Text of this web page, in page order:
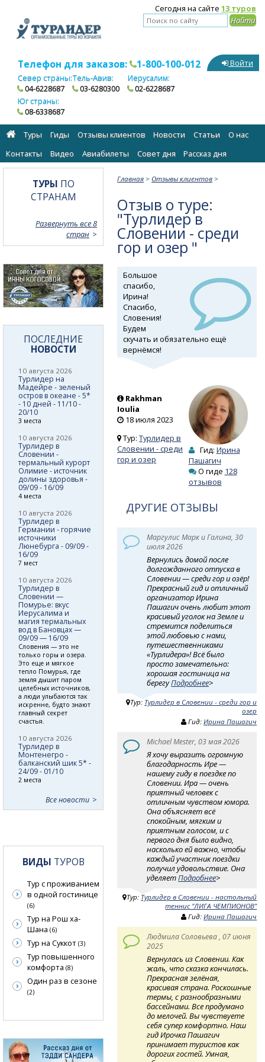
Сегодня на сайте 13 туров
Телефон для заказов: 1-800-100-012
Север страны:
04-6228687
Тель-Авив:
03-6280300
Иерусалим:
02-6228687
Юг страны:
08-6338687
Войти
Туры Гиды Отзывы клиентов Новости Статьи
О нас
Контакты
Видео Авиабилеты Cовет дня Рассказ дня
Главная > Отзывы клиентов >
Отзыв о туре:
"Турлидер в
Словении - среди
гор и озер "
Большое
спасибо,
Ирина!
Спасибо,
Словения!
Будем
скучать и обязательно ещё
вернёмся!
Rakhman
Ioulia
18 июля 2023
Тур:Турлидер в
Словении - среди
гор и озер
Гид: Ирина
Пашагич
О гиде 128
отзывов
ДРУГИЕ ОТЗЫВЫ
Маргулис Марк и Галина, 30
июля 2026
Вернулись домой после
долгожданного отпуска в
Словении — среди гор и озёр!
Прекрасный гид и отличный
организатор Ирина
Пашагич очень любит этот
красивый уголок на Земле и
стремится поделиться
этой любовью с нами,
путешественниками
«Турлидера»! Всё было
просто замечательно:
хорошая гостиница на
берегуПодробнее>
Тур: Турлидер в Словении - среди гор и
озер
Гид:Ирина Пашагич
Michael Mester, 03 мая 2026
Я хочу выразить огромную
благодарность Ире —
нашему гиду в поездке по
Словении. Ира — очень
приятный человек с
отличным чувством юмора.
Она объясняет всё
спокойным, мягким и
приятным голосом, и с
первого дня было видно,
насколько ей важно, чтобы
каждый участник поездки
получил удовольствие. Она
уделяетПодробнее>
Тур: Турлидер в Словении - настольный
теннис "ЛИГА ЧЕМПИОНОВ"
Гид:Ирина Пашагич
Людмила Соловьева , 07 июня
2025
Вернулась из Словении. Как
жаль, что сказка кончилась.
Прекрасная зелёная,
красивая страна. Роскошные
термы, c разнообразными
бассейнами. Все продумано
до мелочей. Вы чувствуете
себя супер комфортно. Наш
гид Ирочка Пашагич
принимает туристов как
дорогих гостей. Умная,
ТУРЫ ПО
СТРАНАМ
Развернуть все 8
стран
ПОСЛЕДНИЕ
НОВОСТИ
10 августа 2026
Турлидер на
Мадейре - зеленый
остров в океане - 5*
- 10 дней - 11/10 -
20/10
3 места
10 августа 2026
Турлидер в
Словении -
термальный курорт
Олимие - источник
долины здоровья -
09/09 - 16/09
4 места
10 августа 2026
Турлидер в
Германии - горячие
источники
Люнебурга - 09/09 -
16/09
7 мест
10 августа 2026
Турлидер в
Словении —
Помурье: вкус
Иерусалима и
магия термальных
вод в Бановцах —
09/09 — 16/09
Словения — это не
только горы и озера.
Это еще и мягкое
тепло Помурья, где
земля дышит паром
целебных источников,
а люди улыбаются так
искренне, будто знают
главный секрет
счастья.
10 августа 2026
Турлидер в
Монтенегро -
балканский шик 5* -
24/09 - 01/10
2 места
Все новости
ВИДЫ ТУРОВ
Тур с проживанием
в одной гостинице
(6)
Тур на Рош ха-
Шана (6)
Тур на Суккот (3)
Тур повышенного
комфорта (8)
Один раз в сезоне
(2)